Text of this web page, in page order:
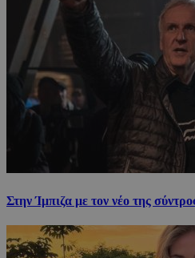
Στην Ίμπιζα με τον νέο της